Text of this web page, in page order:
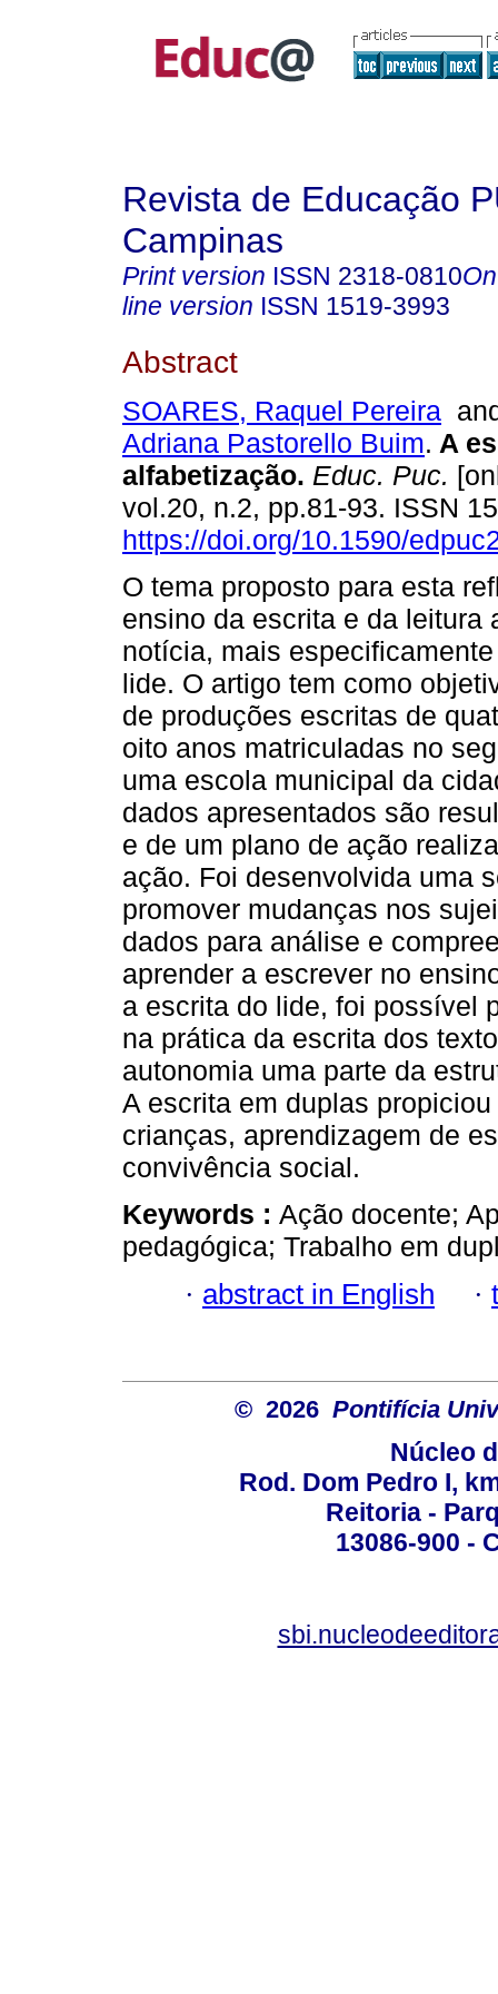
Revista de Educação
Campinas
Print version ISSN 2318-0810
line version ISSN 1519-3993
Abstract
SOARES, Raquel Pereira
Adriana Pastorello Buim. A
alfabetização. Educ. Puc.
vol.20, n.2, pp.81-93. ISSN
https://doi.org/10.1590/
O tema proposto para esta
ensino da escrita e da leitura
notícia, mais
lide. O artigo tem como
de produções escritas de
oito anos matriculadas no
uma escola municipal da
dados apresentados são
e de um plano de ação
ação. Foi desenvolvida uma
promover mudanças nos
dados para análise e
aprender a escrever no
a escrita do lide, foi possível
na prática da escrita dos
autonomia uma parte da
A escrita em duplas
crianças, aprendizagem de
convivência social.
Keywords : Ação docente;
pedagógica; Trabalho em
· abstract in English ·
© 2026 Pontifícia
Núcleo
Rod. Dom Pedro I,
Reitoria -
13086-900 -